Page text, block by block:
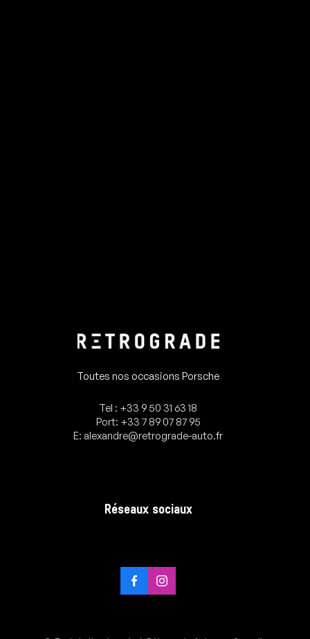
Toutes nos occasions Porsche
Tel : +33 9 50 31 63 18
Port: +33 7 89 07 87 95
E: alexandre@retrograde-auto.fr
Réseaux sociaux